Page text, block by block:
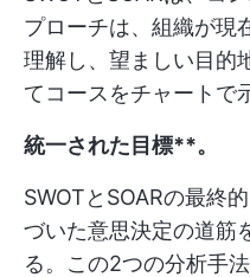
プローチは、組織が現
理解し、望ましい目的
てコースをチャートで
統一された目標**。
SWOTとSOARの最終
づいた意思決定の道筋
る。この2つの分析手